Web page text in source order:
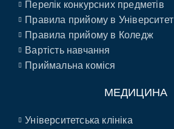
Перелік конкурсних предметів
Правила прийому в Університет
Правила прийому в Коледж
Вартість навчання
Приймальна коміся
МЕДИЦИНА
Університетська клініка